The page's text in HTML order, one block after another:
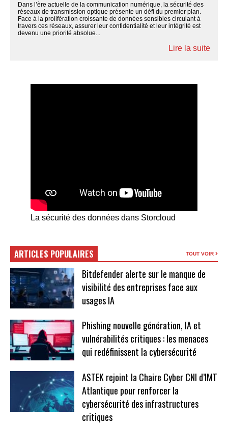
Dans l’ère actuelle de la communication numérique, la sécurité des
réseaux de transmission optique présente un défi du premier plan.
Face à la prolifération croissante de données sensibles circulant à
travers ces réseaux, assurer leur confidentialité et leur intégrité est
devenu une priorité absolue...
Lire la suite
La sécurité des données dans Storcloud
ARTICLES POPULAIRES TOUT VOIR
Bitdefender alerte sur le manque de
visibilité des entreprises face aux
usages IA
Phishing nouvelle génération, IA et
vulnérabilités critiques : les menaces
qui redéfinissent la cybersécurité
ASTEK rejoint la Chaire Cyber CNI d’IMT
Atlantique pour renforcer la
cybersécurité des infrastructures
critiques